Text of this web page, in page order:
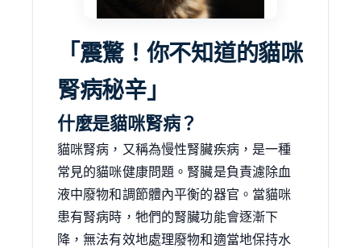
「震驚！你不知道的貓咪
腎病秘辛」
什麼是貓咪腎病？
貓咪腎病，又稱為慢性腎臟疾病，是一種
常見的貓咪健康問題。腎臟是負責濾除血
液中廢物和調節體內平衡的器官。當貓咪
患有腎病時，牠們的腎臟功能會逐漸下
降，無法有效地處理廢物和適當地保持水